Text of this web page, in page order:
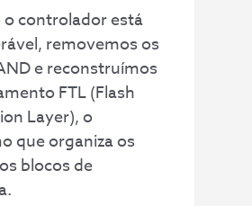
controlador está
removemos os
e reconstruímos
FTL (Flash
Layer), o
que organiza os
blocos de